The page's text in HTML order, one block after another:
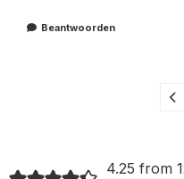
Beantwoorden
4.25 from